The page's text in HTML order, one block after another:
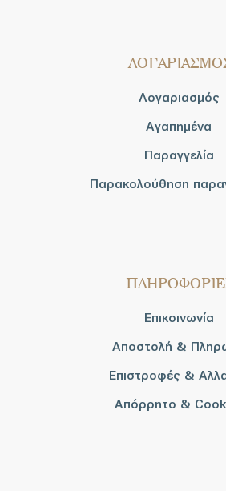
Λογαριασμός
Αγαπημένα
Παραγγελία
Παρακολούθηση
Επικοινωνία
Αποστολή &
Επιστροφές &
Απόρρητο &